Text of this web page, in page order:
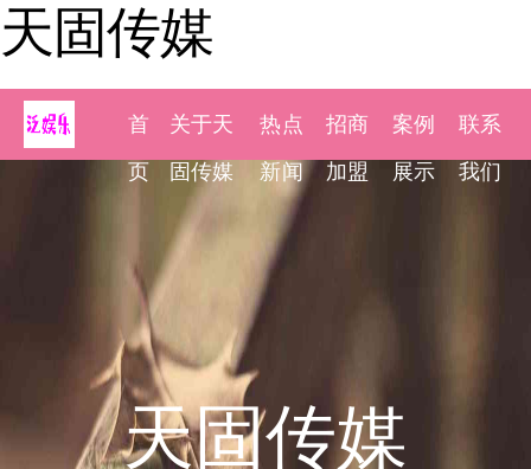
天固传媒
首
页
关于天
固传媒
热点
新闻
招商
加盟
案例
展示
联系
我们
天固传媒